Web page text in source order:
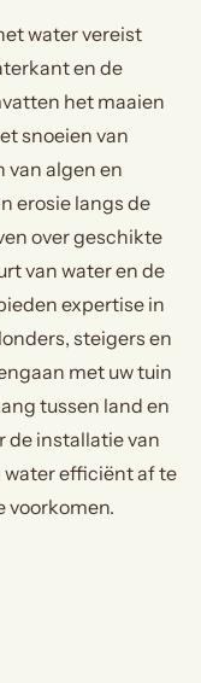
water vereist
en de
het maaien
snoeien van
van algen en
erosie langs de
over geschikte
van water en de
expertise in
steigers en
met uw tuin
tussen land en
de installatie van
efficiënt af te
voorkomen.